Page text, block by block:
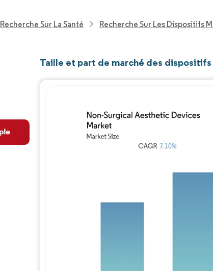
Recherche Sur La Santé Recherche Sur Les Dispositifs
Taille et part de marché des